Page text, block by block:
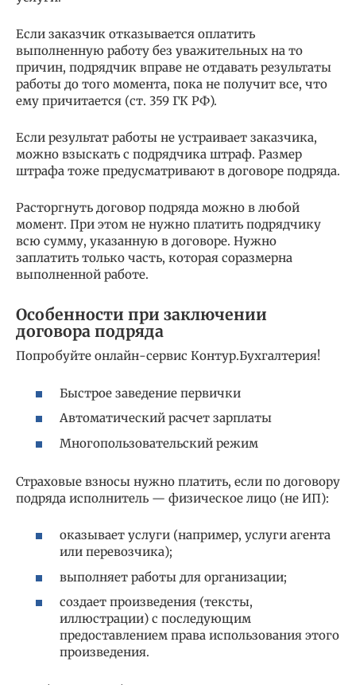
Если заказчик отказывается оплатить
выполненную работу без уважительных на то
причин, подрядчик вправе не отдавать результаты
работы до того момента, пока не получит все, что
ему причитается (ст. 359 ГК РФ).
Если результат работы не устраивает заказчика,
можно взыскать с подрядчика штраф. Размер
штрафа тоже предусматривают в договоре подряда.
Расторгнуть договор подряда можно в любой
момент. При этом не нужно платить подрядчику
всю сумму, указанную в договоре. Нужно
заплатить только часть, которая соразмерна
выполненной работе.
Особенности при заключении
договора подряда
Попробуйте онлайн-сервис Контур.Бухгалтерия!
Быстрое заведение первички
Автоматический расчет зарплаты
Многопользовательский режим
Страховые взносы нужно платить, если по договору
подряда исполнитель — физическое лицо (не ИП):
оказывает услуги (например, услуги агента
или перевозчика);
выполняет работы для организации;
создает произведения (тексты,
иллюстрации) с последующим
предоставлением права использования этого
произведения.